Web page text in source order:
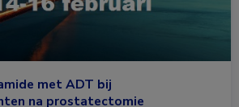
met ADT bij
na prostatectomie